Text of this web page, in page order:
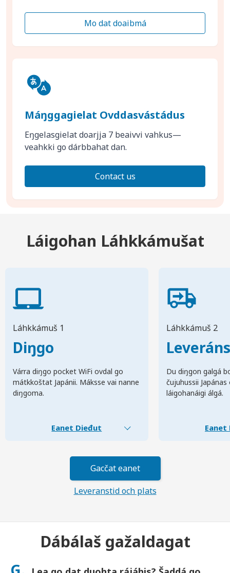
Mo dat doaibmá
Máŋggagielat Ovddasvástádus
Eŋgelasgielat doarjja 7 beaivvi vahkus—
veahkki go dárbbahat dan.
Contact us
Láigohan Láhkkámušat
Láhkkámuš 1
Diŋgo
Várra diŋgo pocket WiFi ovdal go
mátkkoštat Japánii. Máksse vai nanne
diŋgoma.
Eanet Dieđut
Láhkkámuš 2
Du diŋgon galgá
čujuhussii
láigohanáigi álgá.
Eanet
Gacčat eanet
Leveranstid och plats
Dábálaš gažaldagat